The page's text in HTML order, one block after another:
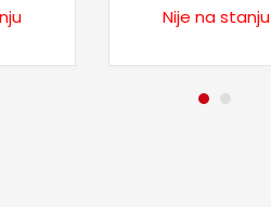
Nije na stanju